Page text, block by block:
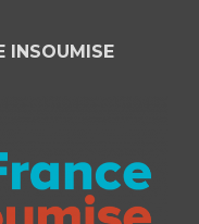
INSOUMISE